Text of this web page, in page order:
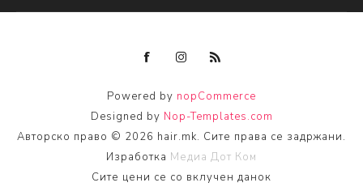
Powered by nopCommerce
Designed by Nop-Templates.com
Авторско право © 2026 hair.mk. Сите права се задржани.
Изработка Медиа Дот Ком
Сите цени се со вклучен данок